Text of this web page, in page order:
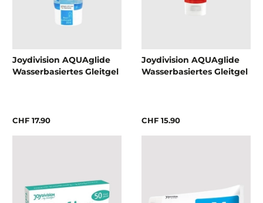
Joydivision AQUAglide
Wasserbasiertes Gleitgel
CHF 17.90
Joydivision AQUAglide
Wasserbasiertes Gleitgel
CHF 15.90